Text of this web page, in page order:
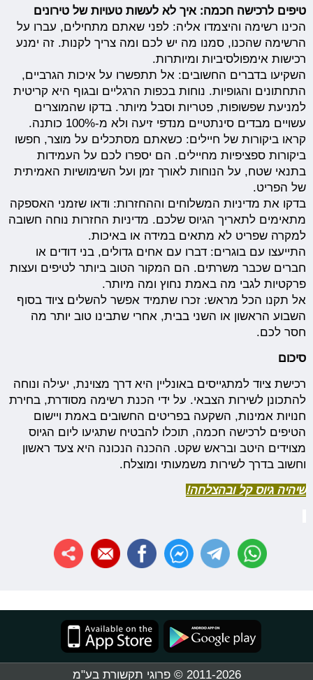
טיפים לרכישה חכמה: איך לא לעשות טעויות של טירונים
הכינו רשימה והיצמדו אליה: לפני שאתם מתחילים, עברו על
הרשימה שהכנו, סמנו מה יש לכם ומה צריך לקנות. זה ימנע
רכישות אימפולסיביות ומיותרות.
השקיעו בדברים החשובים: אל תתפשרו על איכות הגרביים,
התחתונים והגופיות. נוחות בכפות הרגליים ובגוף היא קריטית
למניעת שפשופות, פטריות וסבל מיותר. בדקו שהמוצרים
עשויים מבדים סינתטיים מנדפי זיעה ולא מ-100% כותנה.
קראו ביקורות של חיילים: כשאתם מסתכלים על מוצר, חפשו
ביקורות ספציפיות מחיילים. הם יספרו לכם על העמידות
בתנאי שטח, על הנוחות לאורך זמן ועל השימושיות האמיתית
של הפריט.
בדקו את מדיניות המשלוחים וההחזרות: ודאו שזמני האספקה
מתאימים לתאריך הגיוס שלכם. מדיניות החזרות נוחה חשובה
למקרה שפריט לא מתאים במידה או באיכות.
התייעצו עם בוגרים: דברו עם אחים גדולים, בני דודים או
חברים שכבר משרתים. הם המקור הטוב ביותר לטיפים ועצות
פרקטיות לגבי מה באמת נחוץ ומה מיותר.
אל תקנו הכל מראש: זכרו שתמיד אפשר להשלים ציוד בסוף
השבוע הראשון או השני בבית, אחרי שתבינו טוב יותר מה
חסר לכם.
סיכום
רכישת ציוד למתגייסים באונליין היא דרך מצוינת, יעילה ונוחה
להתכונן לשירות הצבאי. על ידי הכנת רשימה מסודרת, בחירת
חנויות אמינות, השקעה בפריטים החשובים באמת ויישום
הטיפים לרכישה חכמה, תוכלו להבטיח שתגיעו ליום הגיוס
מצוידים היטב ובראש שקט. ההכנה הנכונה היא צעד ראשון
וחשוב בדרך לשירות משמעותי ומוצלח.
שיהיה גיוס קל ובהצלחה!
2011-2026 © פרוגי תקשורת בע"מ